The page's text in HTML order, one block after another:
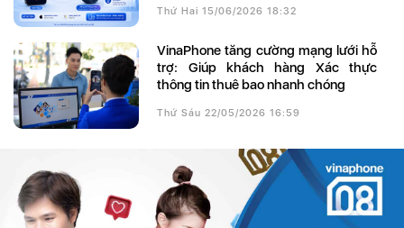
Thứ Hai 15/06/2026 18:32
VinaPhone tăng cường mạng lưới hỗ
trợ: Giúp khách hàng Xác thực
thông tin thuê bao nhanh chóng
Thứ Sáu 22/05/2026 16:59